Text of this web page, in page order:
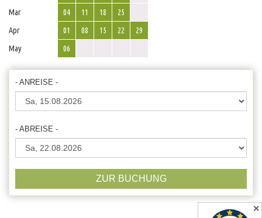
Mar
04 11 18
25
Apr
01 08 15 22
29
May
06
- ANREISE -
- ABREISE -
ZUR BUCHUNG
✕